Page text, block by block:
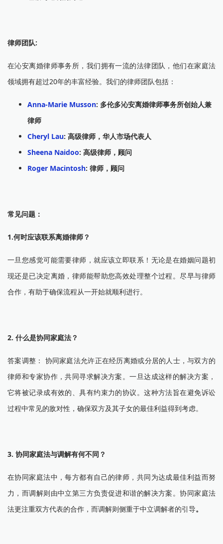
律师团队:
在沁安离婚律师事务所，我们拥有一流的法律团队，他们在家庭法
领域拥有超过20年的丰富经验。我们的律师团队包括：
Anna-Marie Musson: 多伦多沁安离婚律师事务所创始人兼
律师
Cheryl Lau: 高级律师，华人市场代表人
Sheena Naidoo: 高级律师，顾问
Roger Macintosh: 律师，顾问
常见问题：
1.何时应该联系离婚律师？
一旦您感觉可能需要律师，就应该立即联系！无论是在婚姻问题初
现还是已决定离婚，律师能帮助您高效处理整个过程。尽早与律师
合作，有助于确保流程从一开始就顺利进行。
2. 什么是协同家庭法？
答案调整： 协同家庭法允许正在经历离婚或分居的人士，与双方的
律师和专家协作，共同寻求解决方案。一旦达成这样的解决方案，
它将被记录成有效的、具有约束力的协议。这种方法旨在避免诉讼
过程中常见的敌对性，确保双方及其子女的最佳利益得到考虑。
3. 协同家庭法与调解有何不同？
在协同家庭法中，每方都有自己的律师，共同为达成最佳利益而努
力，而调解则由中立第三方负责促进和谐的解决方案。协同家庭法
法更注重双方代表的合作，而调解则侧重于中立调解者的引导。